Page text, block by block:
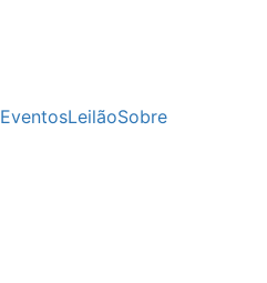
EventosLeilãoSobre